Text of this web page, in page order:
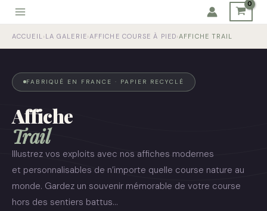
Aller
contenu
ACCUEIL › LA GALERIE› AFFICHE COURSE À PIED› AFFICHE TRAIL
FABRIQUÉ EN FRANCE · PAPIER RECYCLÉ
Affiche
Trail
Illustrez vos exploits avec nos affiches modernes
et personnalisables de n’importe quelle course nature au
monde. Gardez un souvenir mémorable de votre course
hors des sentiers battus…